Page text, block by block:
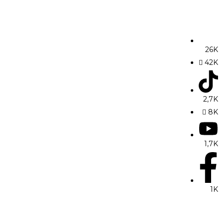
26K
42K
2,7K
8K
1,7K
1K